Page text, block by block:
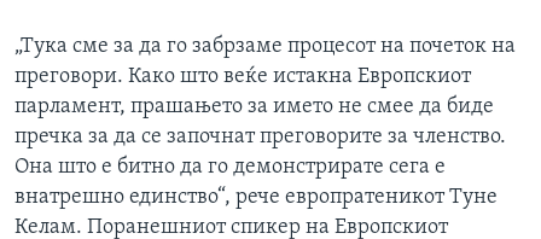
„Тука сме за да го забрзаме процесот на почеток на
преговори. Како што веќе истакна Европскиот
парламент, прашањето за името не смее да биде
пречка за да се започнат преговорите за членство.
Она што е битно да го демонстрирате сега е
внатрешно единство“, рече европратеникот Туне
Келам. Поранешниот спикер на Европскиот